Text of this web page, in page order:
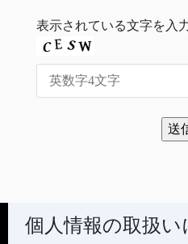
表示されている文字を入
個人情報の取扱い